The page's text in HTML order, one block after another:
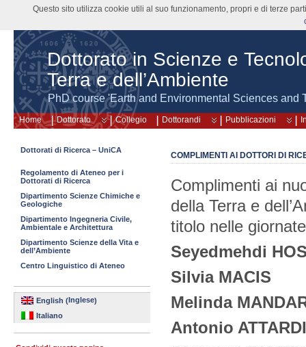
Dottorato in Scienze e
Terra e dell’Ambiente
PhD course 'Earth and Environmental Sciences and
Home Dottorato Collegio Dottorandi Pubblicazioni
COMPLIMENTI AI DOTTORI DI
Complimenti ai
della Terra e
titolo nelle
Seyedmehdi
Silvia MACIS
Melinda
Antonio ATTARDI
Dottorati di Ricerca – UniCA
Regolamento di Ateneo per i
Dottorati di Ricerca
Dipartimento Scienze Chimiche e
Geologiche
Dipartimento Ingegneria Civile,
Ambientale e Architettura
Dipartimento Scienze della Vita e
dell’Ambiente
Centro Linguistico di Ateneo
English ( Inglese)
Italiano
Questo sito utilizza cookie utili al suo funzionamento, propri e di terze